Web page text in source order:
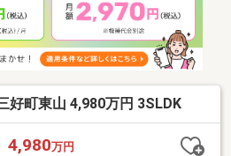
ー有■ ご希望の住まい探しをお手伝
の詳細・ご相談はお気軽にお問い
好町東山 4,980万円 3SLDK
4,980万円